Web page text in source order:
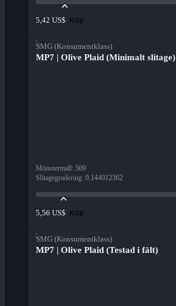
5,42 US$ Köp
SMG (Konsumentklass)
MP7 | Olive Plaid (Minimalt slitage)
Mönstermall: 509
Slitagegradering: 0,144012362
5,56 US$ Köp
SMG (Konsumentklass)
MP7 | Olive Plaid (Testad i fält)